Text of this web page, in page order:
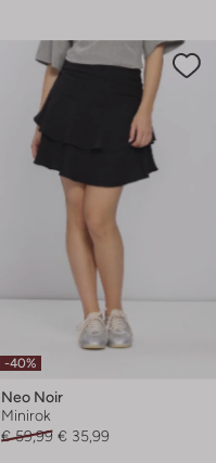
-40%
Neo Noir
Minirok
€ 59,99 € 35,99